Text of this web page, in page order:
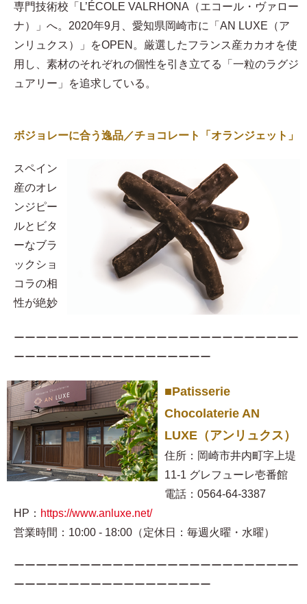
専門技術校「L’ÉCOLE VALRHONA（エコール・ヴァロー
ナ）」へ。2020年9月、愛知県岡崎市に「AN LUXE（ア
ンリュクス）」をOPEN。厳選したフランス産カカオを使
用し、素材のそれぞれの個性を引き立てる「一粒のラグジ
ュアリー」を追求している。
ボジョレーに合う逸品／チョコレート「オランジェット」
スペイン
産のオレ
ンジピー
ルとビタ
ーなブラ
ックショ
コラの相
性が絶妙
ーーーーーーーーーーーーーーーーーーーーーーーーーー
ーーーーーーーーーーーーーーーーーー
■Patisserie
Chocolaterie AN
LUXE（アンリュクス）
住所：岡崎市井内町字上堤
11-1 グレフューレ壱番館
電話：0564-64-3387
HP： https://www.anluxe.net/
営業時間：10:00 - 18:00（定休日：毎週火曜・水曜）
ーーーーーーーーーーーーーーーーーーーーーーーーーー
ーーーーーーーーーーーーーーーーーー